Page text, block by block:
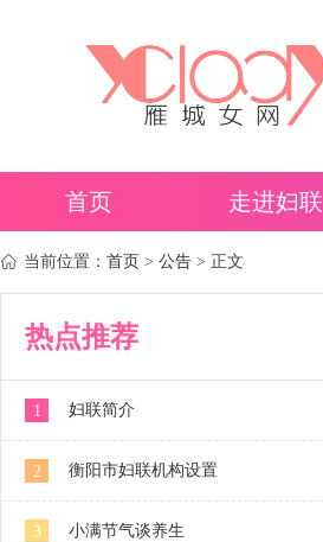
首页 走进妇联
当前位置： 首页 > 公告 > 正文
热点推荐
1 妇联简介
2 衡阳市妇联机构设置
3 小满节气谈养生